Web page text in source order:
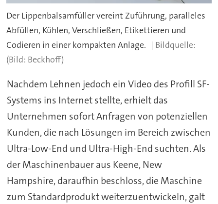
Der Lippenbalsamfüller vereint Zuführung, paralleles
Abfüllen, Kühlen, Verschließen, Etikettieren und
Codieren in einer kompakten Anlage.
(Bild: Beckhoff)
Nachdem Lehnen jedoch ein Video des Profill SF-
Systems ins Internet stellte, erhielt das
Unternehmen sofort Anfragen von potenziellen
Kunden, die nach Lösungen im Bereich zwischen
Ultra-Low-End und Ultra-High-End suchten. Als
der Maschinenbauer aus Keene, New
Hampshire, daraufhin beschloss, die Maschine
zum Standardprodukt weiterzuentwickeln, galt